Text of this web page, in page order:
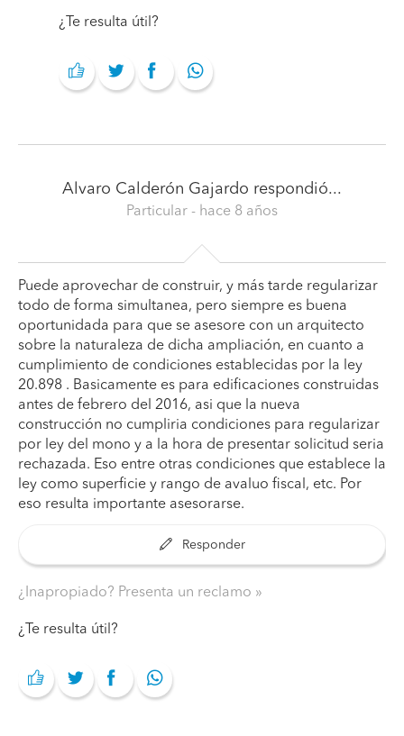
¿Te resulta útil?
Alvaro Calderón Gajardo respondió...
Particular - hace 8 años
Puede aprovechar de construir, y más tarde regularizar
todo de forma simultanea, pero siempre es buena
oportunidada para que se asesore con un arquitecto
sobre la naturaleza de dicha ampliación, en cuanto a
cumplimiento de condiciones establecidas por la ley
20.898 . Basicamente es para edificaciones construidas
antes de febrero del 2016, asi que la nueva
construcción no cumpliria condiciones para regularizar
por ley del mono y a la hora de presentar solicitud seria
rechazada. Eso entre otras condiciones que establece la
ley como superficie y rango de avaluo fiscal, etc. Por
eso resulta importante asesorarse.
Responder
¿Inapropiado? Presenta un reclamo
¿Te resulta útil?